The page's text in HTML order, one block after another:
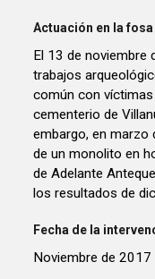
Actuación en la fosa
El 13 de noviembre
trabajos
común con
cementerio de
embargo, en marzo
de un monolito en
de Adelante
los resultados de
Fecha de la
Noviembre de 2017